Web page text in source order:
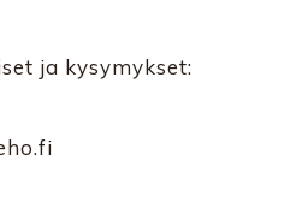
ja kysymykset: